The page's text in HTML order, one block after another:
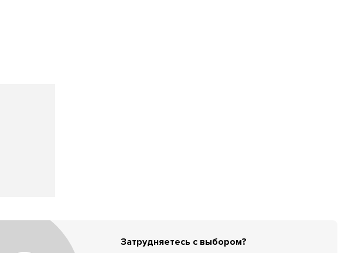
Затрудняетесь с выбором?